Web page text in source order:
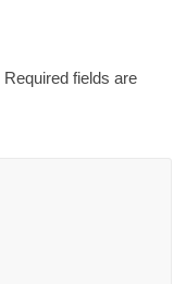
Required fields are